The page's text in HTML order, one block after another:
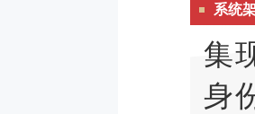
系统
集
身